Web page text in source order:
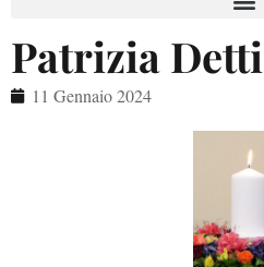
Patrizia Detti
11 Gennaio 2024